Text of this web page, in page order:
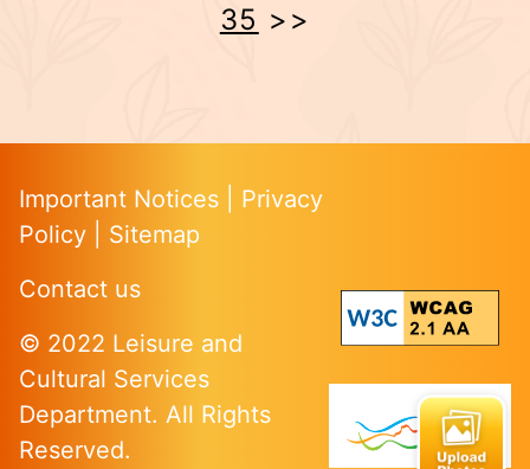
35 >>
Important Notices
Privacy
Policy
Sitemap
Contact us
© 2022 Leisure and
Cultural Services
Department. All Rights
Reserved.